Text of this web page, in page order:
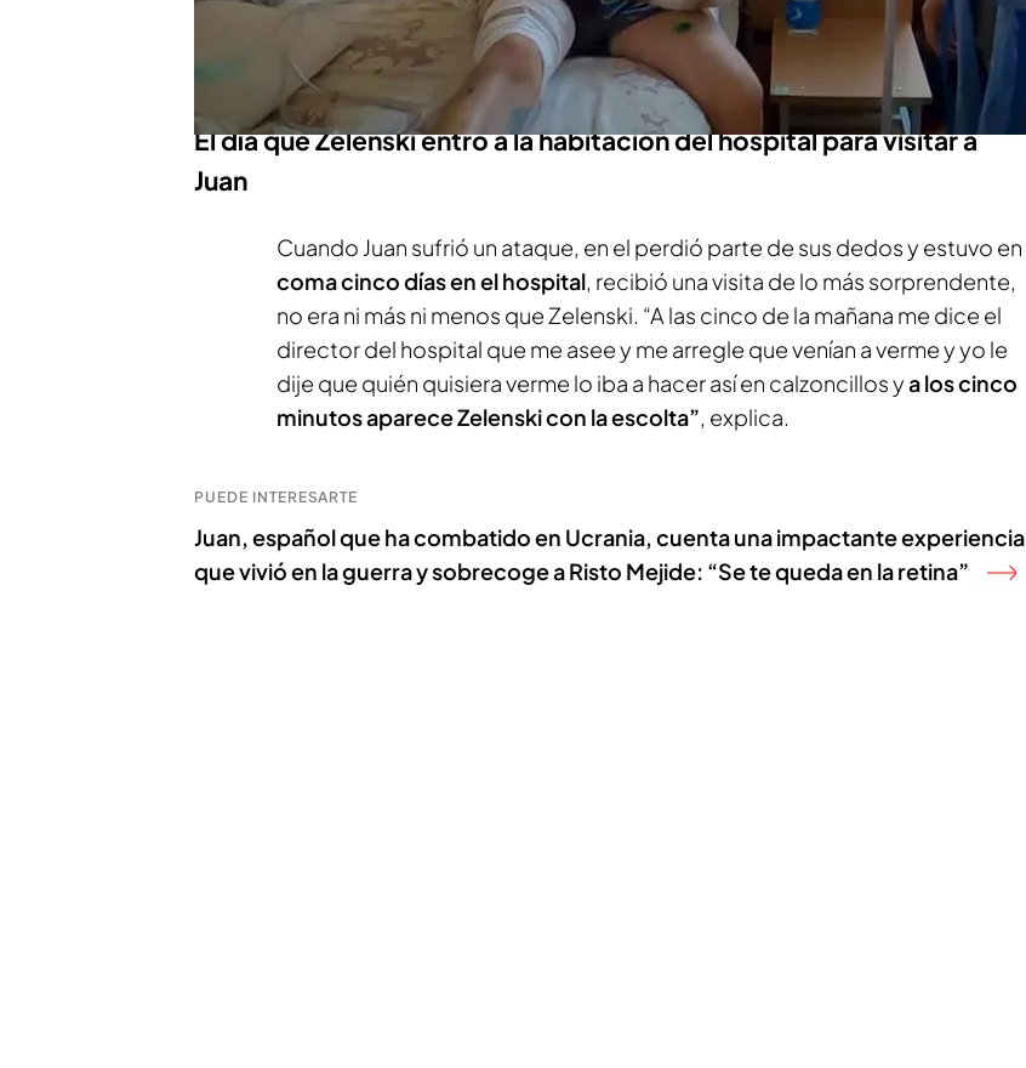
todo y ahora, en
‘Viajando con Chester’, él mismo ha contado algunas de
las cosas que ha podido ver allí, además del día en el que conoció al
presidente ucraniano,
Volodimír Zelenski.
El día que Zelenski entró a la habitación del hospital para visitar a
Juan
Cuando Juan sufrió un ataque, en el perdió parte de sus dedos y estuvo en
coma cinco días en el hospital, recibió una visita de lo más sorprendente,
no era ni más ni menos que Zelenski. “A las cinco de la mañana me dice el
director del hospital que me asee y me arregle que venían a verme y yo le
dije que quién quisiera verme lo iba a hacer así en calzoncillos ya los cinco
minutos aparece Zelenski con la escolta”, explica.
PUEDE INTERESARTE
Juan, español que ha combatido en Ucrania, cuenta una impactante experiencia
que vivió en la guerra y sobrecoge a Risto Mejide: “Se te queda en la retina”